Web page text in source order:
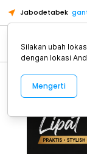
Jabodetabek
Alat
Silakan ubah
dengan lokasi
Mengerti